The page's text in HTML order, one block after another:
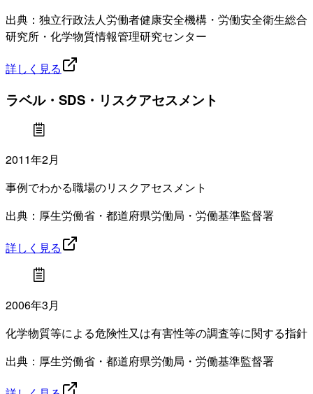
出典：独立行政法人労働者健康安全機構・労働安全衛生総合
研究所・化学物質情報管理研究センター
詳しく見る
ラベル・SDS・リスクアセスメント
2011年2月
事例でわかる職場のリスクアセスメント
出典：厚生労働省・都道府県労働局・労働基準監督署
詳しく見る
2006年3月
化学物質等による危険性又は有害性等の調査等に関する指針
出典：厚生労働省・都道府県労働局・労働基準監督署